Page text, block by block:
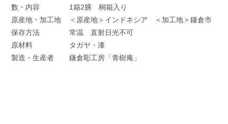
数・内容
1箱2膳 桐箱入り
原産地・加工地
＜原産地＞インドネシア ＜加工地＞鎌倉市
保存方法
常温 直射日光不可
原材料
タガヤ・漆
製造・生産者
鎌倉彫工房「青樹庵」